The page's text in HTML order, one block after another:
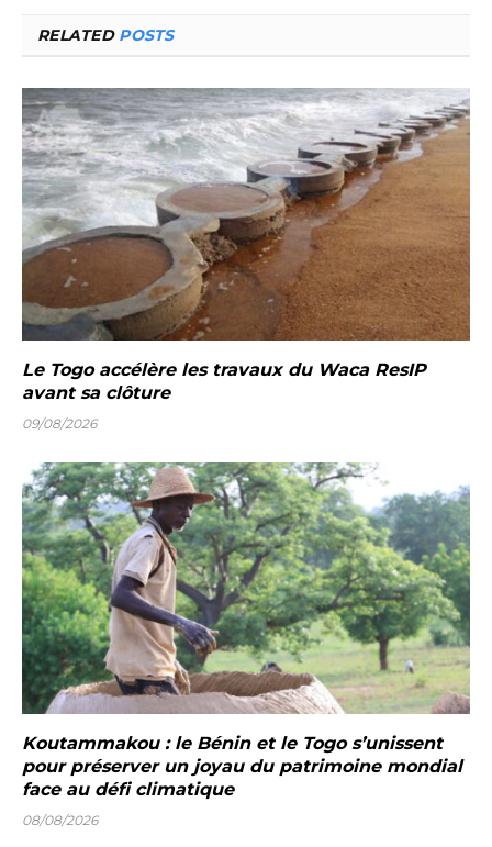
RELATED POSTS
Le Togo accélère les travaux du Waca ResIP
avant sa clôture
09/08/2026
Koutammakou : le Bénin et le Togo s’unissent
pour préserver un joyau du patrimoine mondial
face au défi climatique
08/08/2026